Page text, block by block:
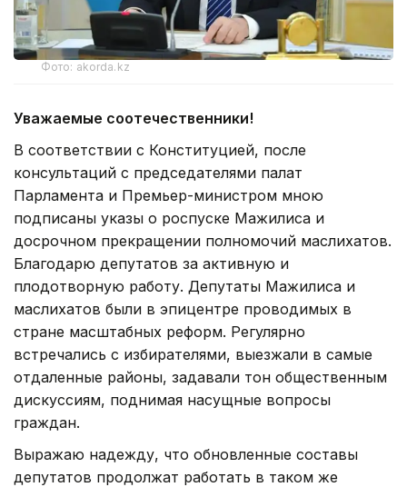
Фото: akorda.kz
Уважаемые соотечественники!
В соответствии с Конституцией, после
консультаций с председателями палат
Парламента и Премьер-министром мною
подписаны указы о роспуске Мажилиса и
досрочном прекращении полномочий маслихатов.
Благодарю депутатов за активную и
плодотворную работу. Депутаты Мажилиса и
маслихатов были в эпицентре проводимых в
стране масштабных реформ. Регулярно
встречались с избирателями, выезжали в самые
отдаленные районы, задавали тон общественным
дискуссиям, поднимая насущные вопросы
граждан.
Выражаю надежду, что обновленные составы
депутатов продолжат работать в таком же